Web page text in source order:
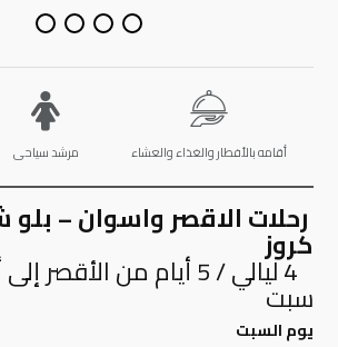
أقامه بالأفطار والغذاء والعشاء مرشد سياحى
كروز
4 ليالي / 5 أيام من
سبت
يوم السبت